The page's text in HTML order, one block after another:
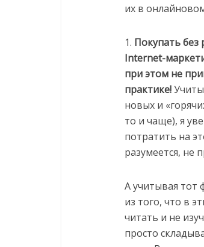
их в
1. Покупать без
Internet-
при этом не
практике!
новых и
то и чаще), я
потратить на
разумеется, не
А учитывая тот
из того, что в
читать и не
просто